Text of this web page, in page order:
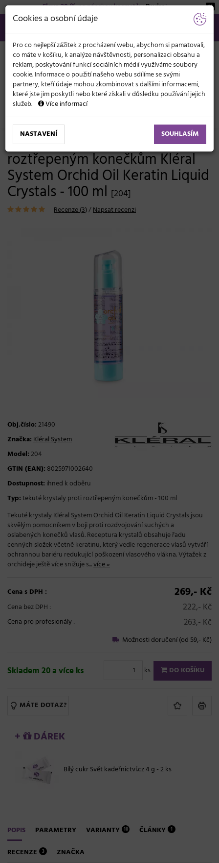
Sleva 20 %na pánskou kosmetikuBeviro!
566 440 099
info@svetkadernictvi.cz
Po−pá: 8−17
Vše o nákupu Kč
KATEGORIE
MENU
Vlasová kosmetika Styling Oleje, výživa vlasů
Tekuté krystaly proti
roztřepeným konečkům Kléral
System Orchid Oil Keratin Liquid
Crystals - 100 ml [204]
Recenze (3)/Napsat recenzi
Obj.číslo:21490
Značka:Kléral System
Model:204
GTIN (EAN): 8025971002640
Dostupnost: ihned k odběru
Typ:tekuté krystaly proti roztřepeným konečkům - 100 ml
Tekuté krystaly Kléral System Orchid Oil Keratin Liquid Crystals jsou
skvělým pomocníkem v boji proti rozdvojování suchých a
oslabených konečků vlasů. Receptura krystalů obsahuje řadu
cenných složek včetně keratinu, který vedle regenerace vlasů vytváří
ochrannou bariéru redukující poškození vlasového vlákna. Výtažek z
orchideje ještě více snižuje s...více »
Cena s DPH : 269,- Kč
Cena bez DPH : 222,- Kč
Cena pro profesionály: 263,- Kč
Možnosti doručení (od 59,- Kč)
Skladem 20 a více ks ks DO KOŠÍKU
MÁTE DOTAZ?
+ DÁREK
Bílý cukr Svět kadeřnictví.cz 4 g - 2 ks
POPIS PARAMETRY VARIANTY 10 ČLÁNKY 1
RECENZE 3 ZNAČKA
Cookies a osobní údaje
Pro co nejlepší zážitek z procházení webu, abychom si pamatovali,
co máte v košíku, k analýze návštěvnosti, personalizaci obsahu a
reklam, poskytování funkcí sociálních médií využíváme soubory
cookie. Informace o použití našeho webu sdílíme se svými
partnery, kteří údaje mohou zkombinovat s dalšími informacemi,
které jste jim poskytli nebo které získali v důsledku používání jejich
služeb.
Více informací
NASTAVENÍ SOUHLASÍM